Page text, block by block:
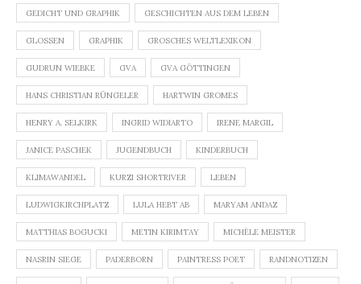
GEDICHT UND GRAPHIK GESCHICHTEN AUS DEM LEBEN
GLOSSEN GRAPHIK GROSCHES WELTLEXIKON
GUDRUN WIEBKE GVA GVA GÖTTINGEN
HANS CHRISTIAN RÜNGELER HARTWIN GROMES
HENRY A. SELKIRK INGRID WIDIARTO IRENE MARGIL
JANICE PASCHEK JUGENDBUCH KINDERBUCH
KLIMAWANDEL KURZI SHORTRIVER LEBEN
LUDWIGKIRCHPLATZ LULA HEBT AB MARYAM ANDAZ
MATTHIAS BOGUCKI METIN KIRIMTAY MICHÈLE MEISTER
NASRIN SIEGE PADERBORN PAINTRESS POET RANDNOTIZEN